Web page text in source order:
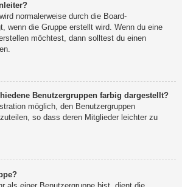
normalerweise durch die Board-
wenn die Gruppe erstellt wird. Wenn du eine
möchtest, dann solltest du einen
Benutzergruppen farbig dargestellt?
möglich, den Benutzergruppen
so dass deren Mitglieder leichter zu